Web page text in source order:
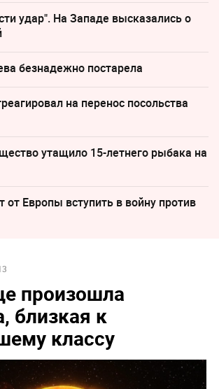
удар". На Западе высказались о
безнадежно постарела
на перенос посольства
утащило 15-летнего рыбака на
от Европы вступить в войну против
произошла
близкая к
классу